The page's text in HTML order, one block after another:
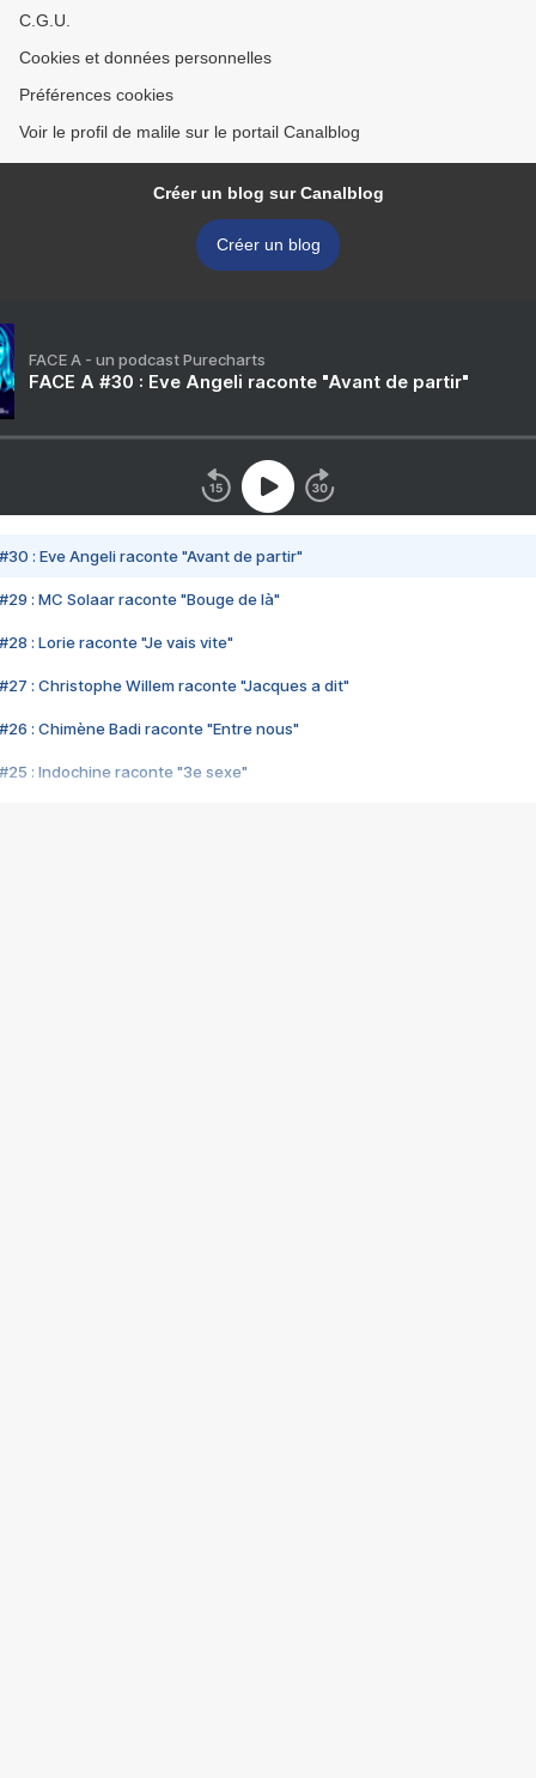
C.G.U.
Cookies et données personnelles
Préférences cookies
Voir le profil de malile sur le portail Canalblog
Créer un blog sur Canalblog
Créer un blog
FACE A - un podcast Purecharts
FACE A #30 : Eve Angeli raconte "Avant de partir"
#30 : Eve Angeli raconte "Avant de partir"
#29 : MC Solaar raconte "Bouge de là"
#28 : Lorie raconte "Je vais vite"
#27 : Christophe Willem raconte "Jacques a dit"
#26 : Chimène Badi raconte "Entre nous"
#25 : Indochine raconte "3e sexe"